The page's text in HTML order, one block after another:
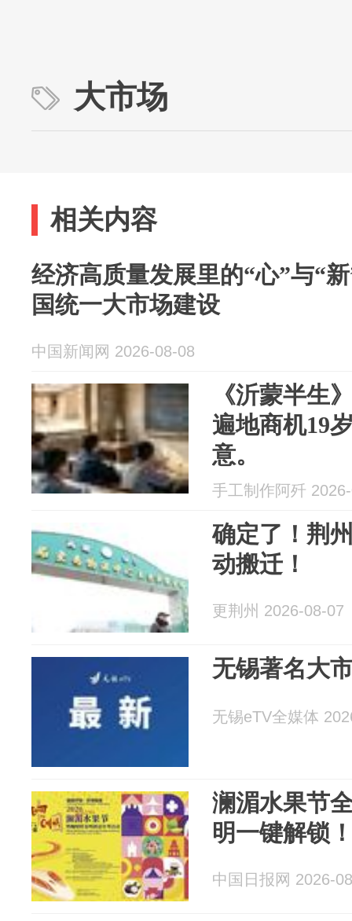
大市场
相关内容
经济高质量发展里的“心”与“
国统一大市场建设
中国新闻网 2026-08-08
《沂蒙半生
遍地商机19
意。
手工制作阿歼
确定了！荆
动搬迁！
更荆州 2026-08-07
无锡著名大
无锡eTV全媒体
澜湄水果节
明一键解锁
中国日报网 2026-